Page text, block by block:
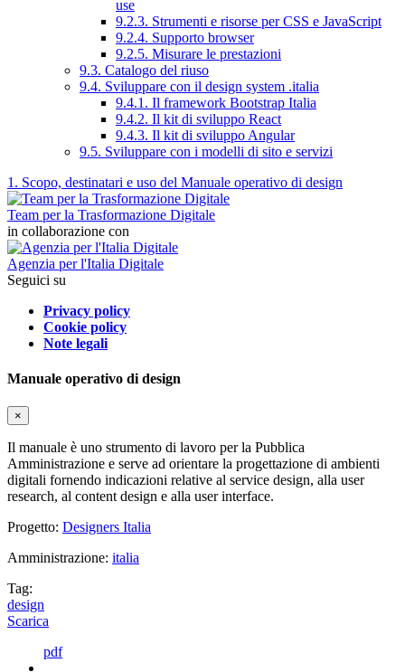
use
9.2.3. Strumenti e risorse per CSS e JavaScript
9.2.4. Supporto browser
9.2.5. Misurare le prestazioni
9.3. Catalogo del riuso
9.4. Sviluppare con il design system .italia
9.4.1. Il framework Bootstrap Italia
9.4.2. Il kit di sviluppo React
9.4.3. Il kit di sviluppo Angular
9.5. Sviluppare con i modelli di sito e servizi
1. Scopo, destinatari e uso del Manuale operativo di design
Team per la Trasformazione Digitale
in collaborazione con
Agenzia per l'Italia Digitale
Seguici su
Privacy policy
Cookie policy
Note legali
Manuale operativo di design
×
Il manuale è uno strumento di lavoro per la Pubblica
Amministrazione e serve ad orientare la progettazione di ambienti
digitali fornendo indicazioni relative al service design, alla user
research, al content design e alla user interface.
Progetto: Designers Italia
Amministrazione: italia
Tag:
design
Scarica
pdf